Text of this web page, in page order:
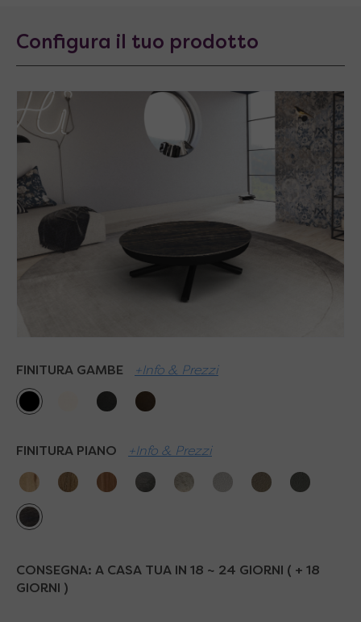
Configura il tuo prodotto
FINITURA GAMBE +Info & Prezzi
FINITURA PIANO +Info & Prezzi
CONSEGNA: A CASA TUA IN 18 ~ 24 GIORNI ( + 18
GIORNI )